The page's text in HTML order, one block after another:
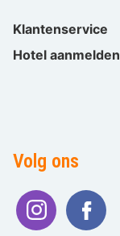
Klantenservice
Hotel aanmelden
Volg ons